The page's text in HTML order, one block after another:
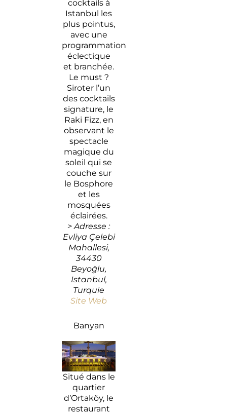
cocktails à
Istanbul les
plus pointus,
avec une
programmation
éclectique
et branchée.
Le must ?
Siroter l’un
des cocktails
signature, le
Raki Fizz, en
observant le
spectacle
magique du
soleil qui se
couche sur
le Bosphore
et les
mosquées
éclairées.
> Adresse :
Evliya Çelebi
Mahallesi,
34430
Beyoğlu,
Istanbul,
Turquie
Site Web
Banyan
Situé dans le
quartier
d’Ortaköy, le
restaurant